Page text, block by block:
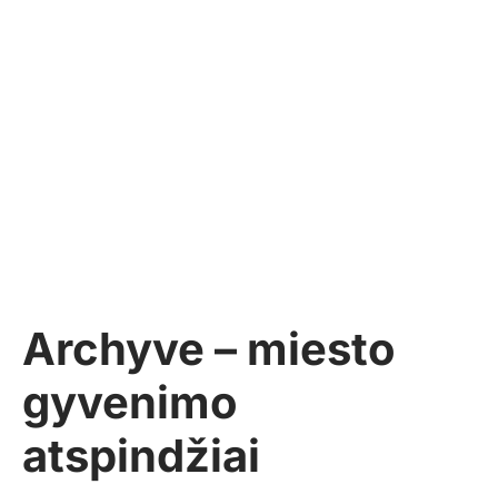
Archyve – miesto
gyvenimo
atspindžiai